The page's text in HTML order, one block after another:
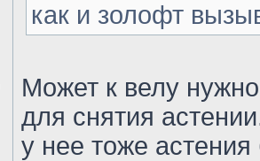
как и золофт
Может к велу
для снятия
у нее тоже